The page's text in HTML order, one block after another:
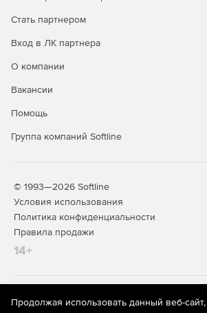
инструментов Creative Toolbox.
XMind Pro– дополнительно
Ганта и бизнес-инструментарий
Стать партнером
Вход в ЛК партнера
О компании
Вакансии
Помощь
Группа компаний Softline
© 1993—2026 Softline
Условия использования
Политика конфиденциальности
Правила продажи
14+
На информационном ресурсе
рекомендательные технологии
Продолжая использовать данный веб-сайт,